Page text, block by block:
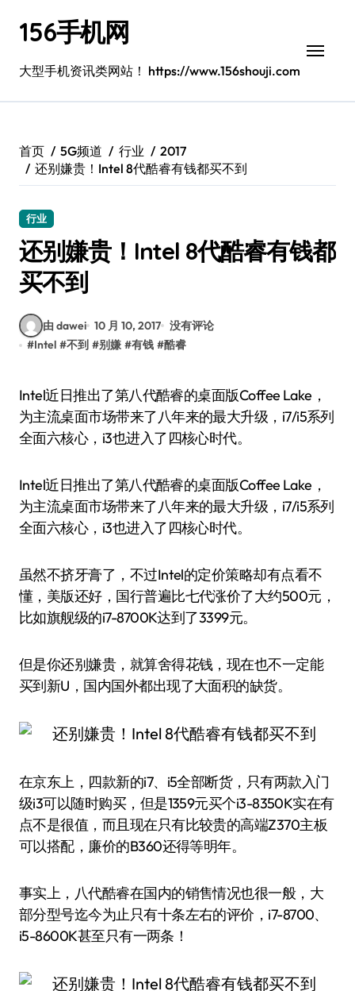
156手机网
大型手机资讯类网站！ https://www.156shouji.com
首页 5G频道 行业
2017
还别嫌贵！Intel 8代酷睿有钱都买不到
行业
还别嫌贵！Intel 8代酷睿有钱都
买不到
由 dawei 10 月 10, 2017 没有评论
#Intel #不到 #别嫌 #有钱 #酷睿
Intel近日推出了第八代酷睿的桌面版Coffee Lake，
为主流桌面市场带来了八年来的最大升级，i7/i5系列
全面六核心，i3也进入了四核心时代。
Intel近日推出了第八代酷睿的桌面版Coffee Lake，
为主流桌面市场带来了八年来的最大升级，i7/i5系列
全面六核心，i3也进入了四核心时代。
虽然不挤牙膏了，不过Intel的定价策略却有点看不
懂，美版还好，国行普遍比七代涨价了大约500元，
比如旗舰级的i7-8700K达到了3399元。
但是你还别嫌贵，就算舍得花钱，现在也不一定能
买到新U，国内国外都出现了大面积的缺货。
在京东上，四款新的i7、i5全部断货，只有两款入门
级i3可以随时购买，但是1359元买个i3-8350K实在有
点不是很值，而且现在只有比较贵的高端Z370主板
可以搭配，廉价的B360还得等明年。
事实上，八代酷睿在国内的销售情况也很一般，大
部分型号迄今为止只有十条左右的评价，i7-8700、
i5-8600K甚至只有一两条！